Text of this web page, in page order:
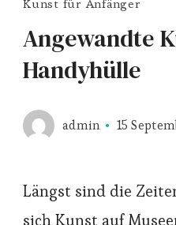
Kunst für Anfänger
Angewandte
Handyhülle
admin 15
Längst sind die
sich Kunst auf